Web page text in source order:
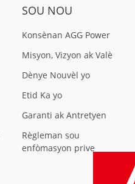
SOU NOU
Konsènan AGG Power
Misyon, Vizyon ak Valè
Dènye Nouvèl yo
Etid Ka yo
Garanti ak Antretyen
Règleman sou
enfòmasyon prive